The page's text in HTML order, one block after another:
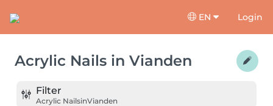
EN Login
Acrylic Nails in Vianden
Filter
Acrylic NailsinVianden